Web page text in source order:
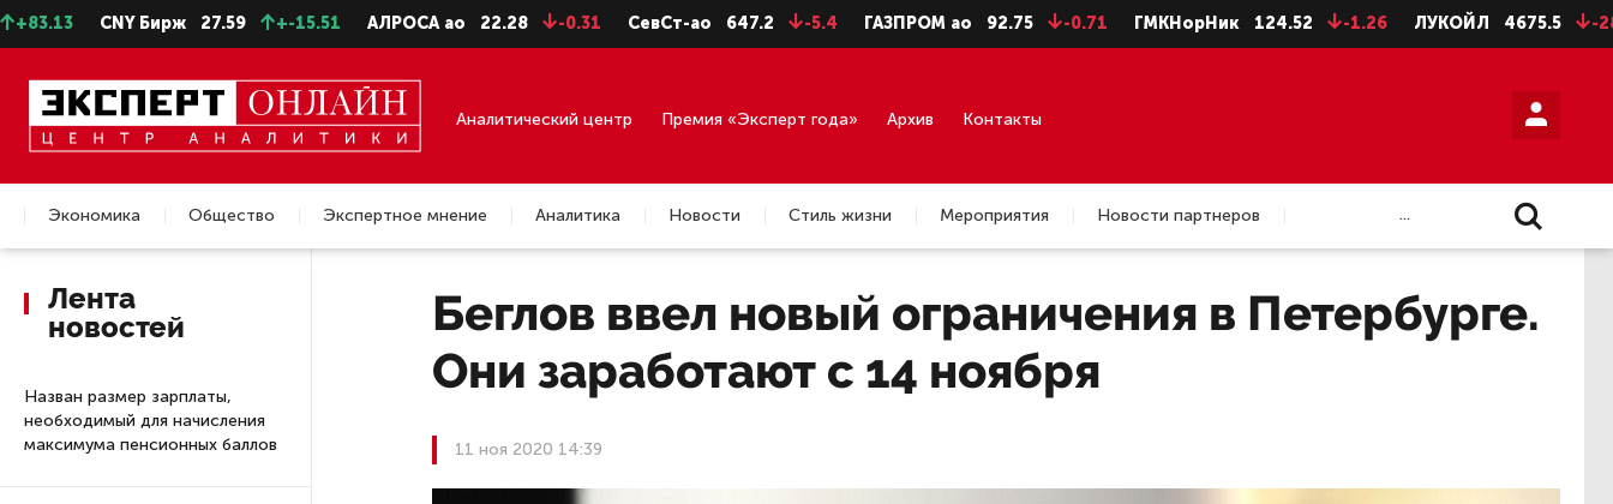
CNY Бирж 27.59 +-15.51 АЛРОСА ао 22.28 -0.31 СевСт-ао 647.2 -5.4 ГАЗПРОМ ао 92.75 -0.71 ГМКНорНик 124.52 -1.26 ЛУКОЙЛ 4675.5 -28.5
Аналитический центр Премия «Эксперт года» Архив Контакты
Экономика Общество Экспертное мнение Аналитика Новости Стиль жизни Мероприятия
Новости партнеров
Недвижимость
...
Лента
новостей
Назван размер зарплаты,
необходимый для начисления
максимума пенсионных баллов
Беглов ввел новый ограничения в Петербурге.
Они заработают с 14 ноября
11 ноя 2020 14:39